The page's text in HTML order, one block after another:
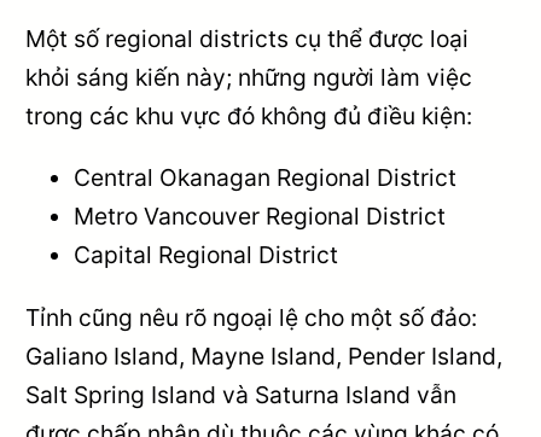
Một số regional districts cụ thể được loại
khỏi sáng kiến này; những người làm việc
trong các khu vực đó không đủ điều kiện:
Central Okanagan Regional District
Metro Vancouver Regional District
Capital Regional District
Tỉnh cũng nêu rõ ngoại lệ cho một số đảo:
Galiano Island, Mayne Island, Pender Island,
Salt Spring Island và Saturna Island vẫn